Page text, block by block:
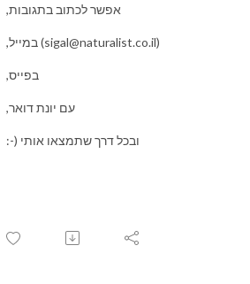
,אפשר לכתוב בתגובות
,במייל (sigal@naturalist.co.il)
,בפייס
,עם יונת דואר
:-) ובכל דרך שתמצאו אותי